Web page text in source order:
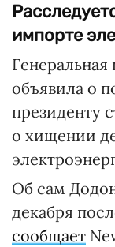
импорте
объявила о
президенту
о хищении
Об сам
декабря
сообщает